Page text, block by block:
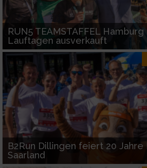
RUN5 TEAMSTAFFEL
Lauftagen ausverkauft
B2Run Dillingen feiert 20
Saarland